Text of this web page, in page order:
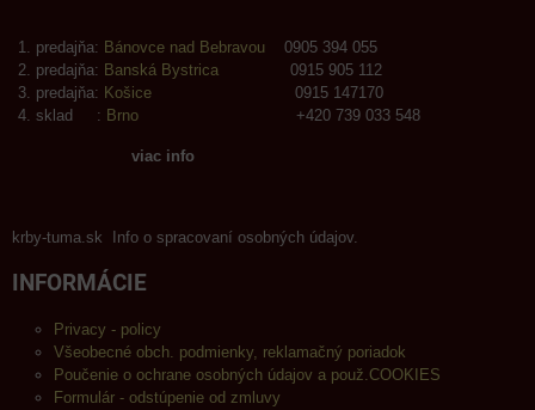
predajňa: Bánovce nad Bebravou 0905 394 055
predajňa: Banská Bystrica 0915 905 112
predajňa: Košice 0915 147170
sklad : Brno +420 739 033 548
viac info
krby-tuma.sk Info o spracovaní osobných údajov.
INFORMÁCIE
Privacy - policy
Všeobecné obch. podmienky, reklamačný poriadok
Poučenie o ochrane osobných údajov a použ.COOKIES
Formulár - odstúpenie od zmluvy